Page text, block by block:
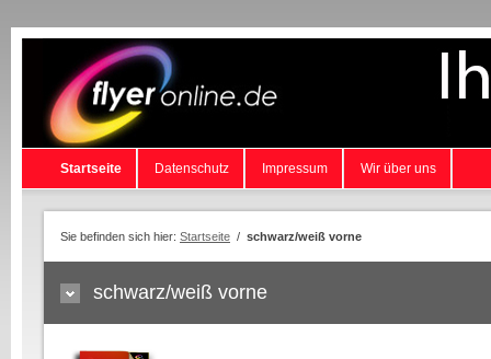
Startseite Datenschutz Impressum Wir über uns
Sie befinden sich hier: Startseite / schwarz/weiß vorne
schwarz/weiß vorne